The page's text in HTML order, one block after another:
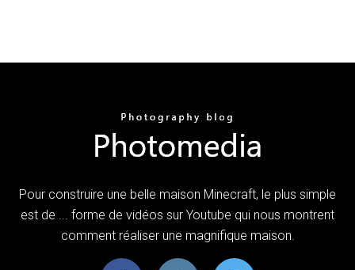
Pour construire une belle maison Minecraft, le plus simple
est de ... forme de vidéos sur Youtube qui nous montrent
comment réaliser une magnifique maison.